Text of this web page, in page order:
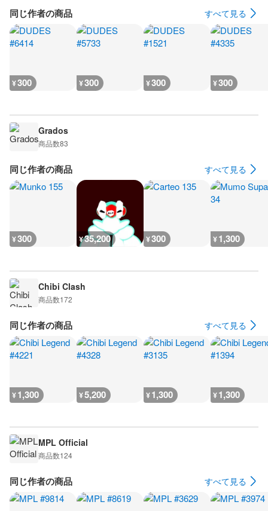
同じ作者の商品 すべて見る
¥300 ¥300 ¥300 ¥300
Grados
商品数83
同じ作者の商品 すべて見る
¥300 ¥35,200 ¥300 ¥1,300
Chibi Clash
商品数172
同じ作者の商品 すべて見る
¥1,300 ¥5,200 ¥1,300 ¥1,300
MPL Official
商品数124
同じ作者の商品 すべて見る